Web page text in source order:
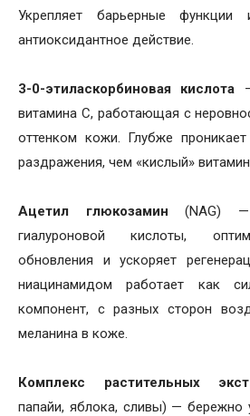
Укрепляет барьерные функции
антиоксидантное действие.
3-0-этиласкорбиновая кислота
витамина С, работающая с
оттенком кожи. Глубже
раздражения, чем «кислый»
Ацетил глюкозамин (NAG) —
гиалуроновой кислоты,
обновления и ускоряет
ниацинамидом работает как
компонент, с разных сторон
меланина в коже.
Комплекс растительных
папайи, яблока, сливы) — бережно